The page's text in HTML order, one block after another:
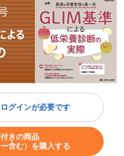
グインが必要です
きの商品
ー含む）を購入する